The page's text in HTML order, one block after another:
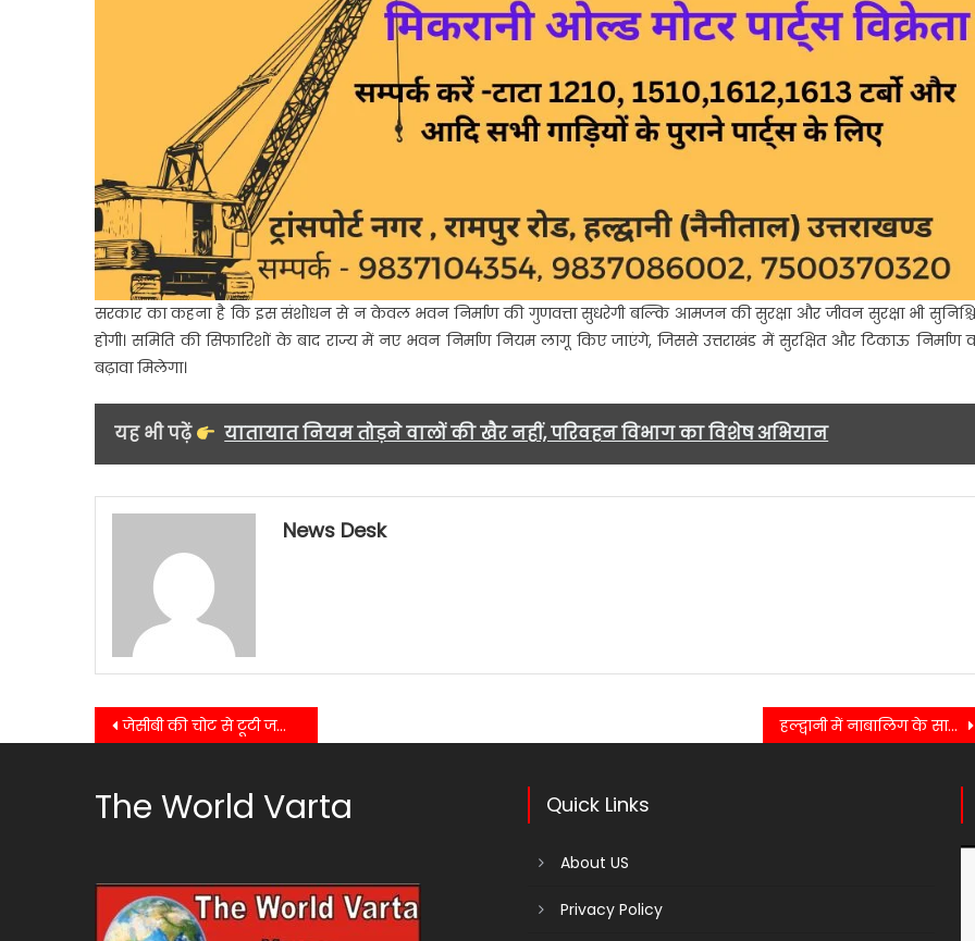
सरकार का कहना है कि इस संशोधन से न केवल भवन निर्माण की गुणवत्ता सुधरेगी बल्कि आमजन की सुरक्षा और जीवन सुरक्षा भी
होगी। समिति की सिफारिशों के बाद राज्य में नए भवन निर्माण नियम लागू किए जाएंगे, जिससे उत्तराखंड में सुरक्षित और टिकाऊ निर्माण
बढ़ावा मिलेगा।
यह भी पढ़ें यातायात नियम तोड़ने वालों की खैर नहीं, परिवहन विभाग का विशेष अभियान
News Desk
Post
जेसीबी की चोट से टूटी जल लाइन, हल्द्वानी के 35 हजार लोग प्यासे…… हल्द्वानी में नाबालिग के साथ संगीन अपराध, पॉक्सो अधिनियम के तहत एफआईआर दर्ज….
The World Varta Quick Links
About US
Privacy Policy